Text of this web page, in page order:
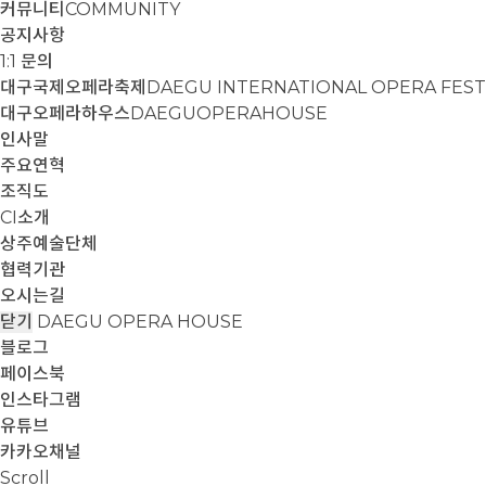
커뮤니티 COMMUNITY
공지사항
1:1 문의
대구국제오페라축제 DAEGU INTERNATIONAL OPERA
대구오페라하우스DAEGUOPERAHOUSE
인사말
주요연혁
조직도
CI소개
상주예술단체
협력기관
오시는길
닫기 DAEGU OPERA HOUSE
블로그
페이스북
인스타그램
유튜브
카카오채널
Scroll